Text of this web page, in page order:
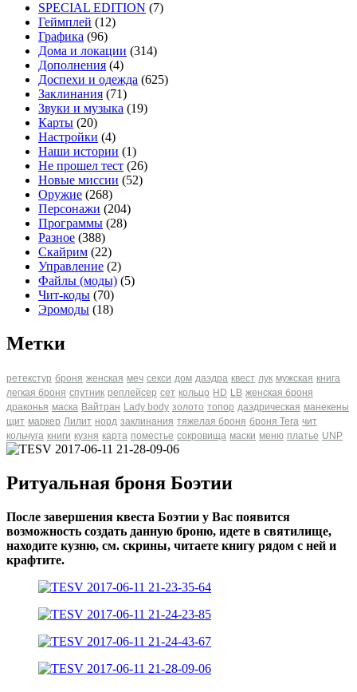
SPECIAL EDITION (7)
Геймплей (12)
Графика (96)
Дома и локации (314)
Дополнения (4)
Доспехи и одежда (625)
Заклинания (71)
Звуки и музыка (19)
Карты (20)
Настройки (4)
Наши истории (1)
Не прошел тест (26)
Новые миссии (52)
Оружие (268)
Персонажи (204)
Программы (28)
Разное (388)
Скайрим (22)
Управление (2)
Файлы (моды) (5)
Чит-коды (70)
Эромоды (18)
Метки
ретекстур броня женская меч секси дом даэдра квест лук мужская книга
легкая броня спутник реплейсер сет кольцо HD LB женская броня
драконья маска Вайтран Lady body золото топор даэдрическая манекены
щит маркер Лилит норд заклинания тяжелая броня броня Tera чит
кольчуга книги кузня карта поместье сокровища маски меню платье UNP
Ритуальная броня Боэтии
После завершения квеста Боэтии у Вас появится
возможность создать данную броню, идете в святилище,
находите кузню, см. скрины, читаете книгу рядом с ней и
крафтите.